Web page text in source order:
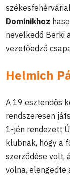
Dominikhoz
nevelkedő Berki
vezetőedző
Helmich
A 19 esztendős
rendszeresen
1-jén rendezett
klubnak, hogy a
szerződése volt,
volna, elengedte